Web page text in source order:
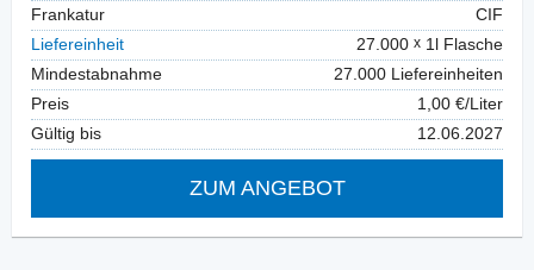
Frankatur
CIF
Liefereinheit
27.000
1l Flasche
Mindestabnahme
27.000 Liefereinheiten
Preis
1,00 €/Liter
Gültig bis
12.06.2027
ZUM ANGEBOT